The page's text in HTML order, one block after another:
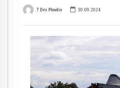
7 Dni Plovdiv 30.09.2024